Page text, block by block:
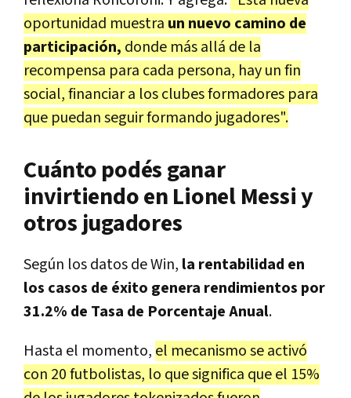
oportunidad muestra un nuevo camino de
participación, donde más allá de la
recompensa para cada persona, hay un fin
social, financiar a los clubes formadores para
que puedan seguir formando jugadores".
Cuánto podés ganar
invirtiendo en Lionel Messi y
otros jugadores
Según los datos de Win, la rentabilidad en
los casos de éxito genera rendimientos por
31.2% de Tasa de Porcentaje Anual.
Hasta el momento, el mecanismo se activó
con 20 futbolistas, lo que significa que el 15%